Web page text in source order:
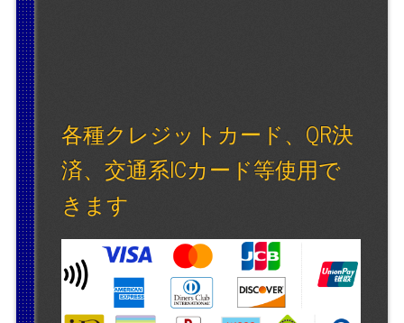
各種クレジットカード、QR決
済、交通系ICカード等使用で
きます